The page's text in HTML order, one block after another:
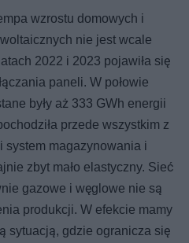
wzrostu domowych i
nie jest wcale
2022 i 2023 pojawiła się
paneli. W połowie
były aż 333 GWh energii
przede wszystkim z
system magazynowania i
zbyt mało elastyczny. Sieć
gazowe i węglowe nie są
produkcji. W efekcie mamy
sytuacją, gdzie ogranicza się